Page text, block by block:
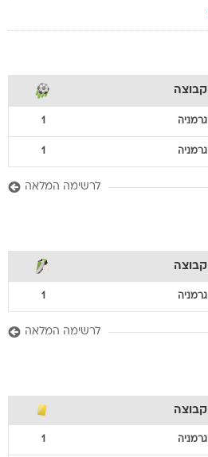
קבוצה
גרמניה 1
גרמניה 1
לרשימה המלאה
קבוצה
גרמניה 1
לרשימה המלאה
קבוצה
גרמניה 1